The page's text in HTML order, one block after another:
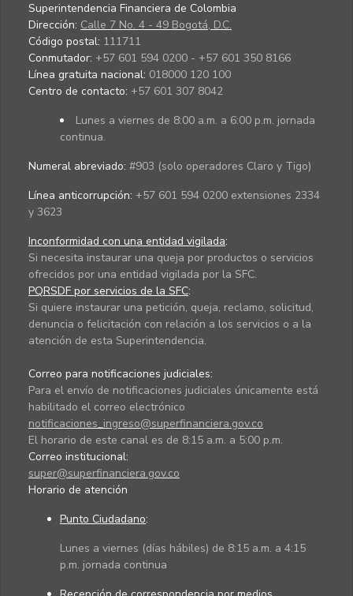
Superintendencia Financiera de Colombia
Dirección: Calle 7 No. 4 - 49 Bogotá, D.C.
Código postal: 111711
Conmutador: +57 601 594 0200 - +57 601 350 8166
Línea gratuita nacional: 018000 120 100
Centro de contacto: +57 601 307 8042
Lunes a viernes de 8:00 a.m. a 6:00 p.m. jornada
continua.
Numeral abreviado: #903 (solo operadores Claro y Tigo)
Línea anticorrupción: +57 601 594 0200 extensiones 2334
y 3623
Inconformidad con una entidad vigilada:
Si necesita instaurar una queja por productos o servicios
ofrecidos por una entidad vigilada por la SFC.
PQRSDF por servicios de la SFC:
Si quiere instaurar una petición, queja, reclamo, solicitud,
denuncia o felicitación con relación a los servicios o a la
atención de esta Superintendencia.
Correo para notificaciones judiciales:
Para el envío de notificaciones judiciales únicamente está
habilitado el correo electrónico
notificaciones_ingreso@superfinanciera.gov.co
El horario de este canal es de 8:15 a.m. a 5:00 p.m.
Correo institucional:
super@superfinanciera.gov.co
Horario de atención
Punto Ciudadano:
Lunes a viernes (días hábiles) de 8:15 a.m. a 4:15
p.m. jornada continua